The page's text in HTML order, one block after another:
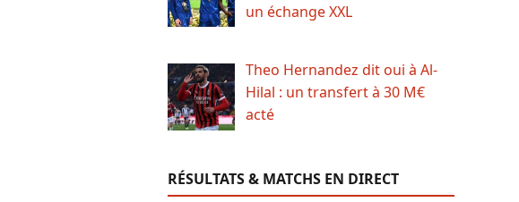
un échange XXL
Theo Hernandez dit oui à Al-
Hilal : un transfert à 30 M€
acté
RÉSULTATS & MATCHS EN DIRECT